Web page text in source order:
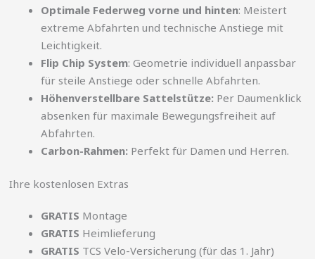
Optimale Federweg vorne und hinten: Meistert
extreme Abfahrten und technische Anstiege mit
Leichtigkeit.
Flip Chip System: Geometrie individuell anpassbar
für steile Anstiege oder schnelle Abfahrten.
Höhenverstellbare Sattelstütze: Per Daumenklick
absenken für maximale Bewegungsfreiheit auf
Abfahrten.
Carbon-Rahmen: Perfekt für Damen und Herren.
Ihre kostenlosen Extras
GRATIS Montage
GRATIS Heimlieferung
GRATIS TCS Velo-Versicherung (für das 1. Jahr)